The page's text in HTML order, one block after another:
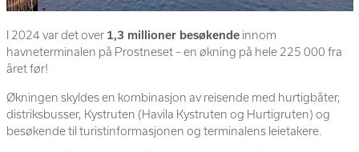
I 2024 var det over 1,3 millioner besøkendeinnom
havneterminalen på Prostneset – en økning på hele 225 000 fra
året før!
Økningen skyldes en kombinasjon av reisende med hurtigbåter,
distriksbusser, Kystruten (Havila Kystruten og Hurtigruten) og
besøkende til turistinformasjonen og terminalens leietakere.